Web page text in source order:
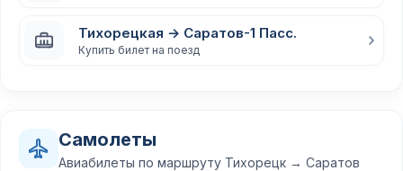
Тихорецкая → Саратов-1 Пасс.
Купить билет на поезд
Самолеты
Авиабилеты по маршруту Тихорецк → Саратов